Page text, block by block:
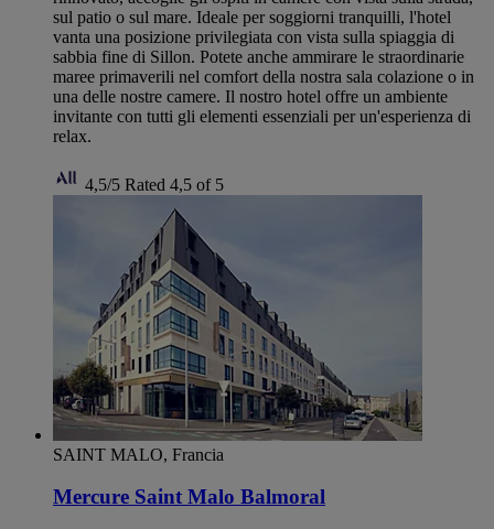
sul patio o sul mare. Ideale per soggiorni tranquilli, l'hotel
vanta una posizione privilegiata con vista sulla spiaggia di
sabbia fine di Sillon. Potete anche ammirare le straordinarie
maree primaverili nel comfort della nostra sala colazione o in
una delle nostre camere. Il nostro hotel offre un ambiente
invitante con tutti gli elementi essenziali per un'esperienza di
relax.
4,5/5 Rated 4,5 of 5
SAINT MALO, Francia
Mercure Saint Malo Balmoral